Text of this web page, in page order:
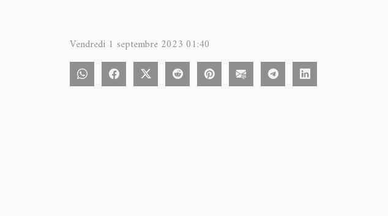
Vendredi 1 septembre 2023 01:40